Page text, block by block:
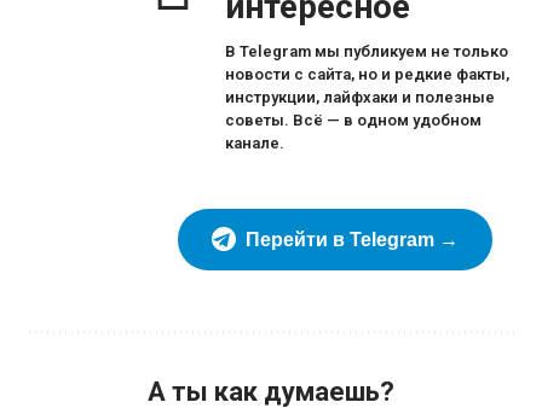
В Telegram мы публикуем не только
новости с сайта, но и редкие факты,
инструкции, лайфхаки и полезные
советы. Всё — в одном удобном
канале.
Перейти в Telegram →
А ты как думаешь?